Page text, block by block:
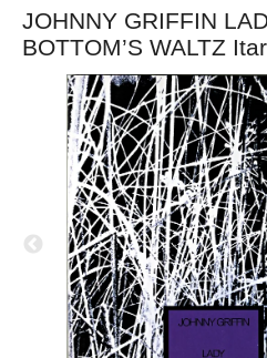
JOHNNY GRIFFIN
BOTTOM’S WALTZ